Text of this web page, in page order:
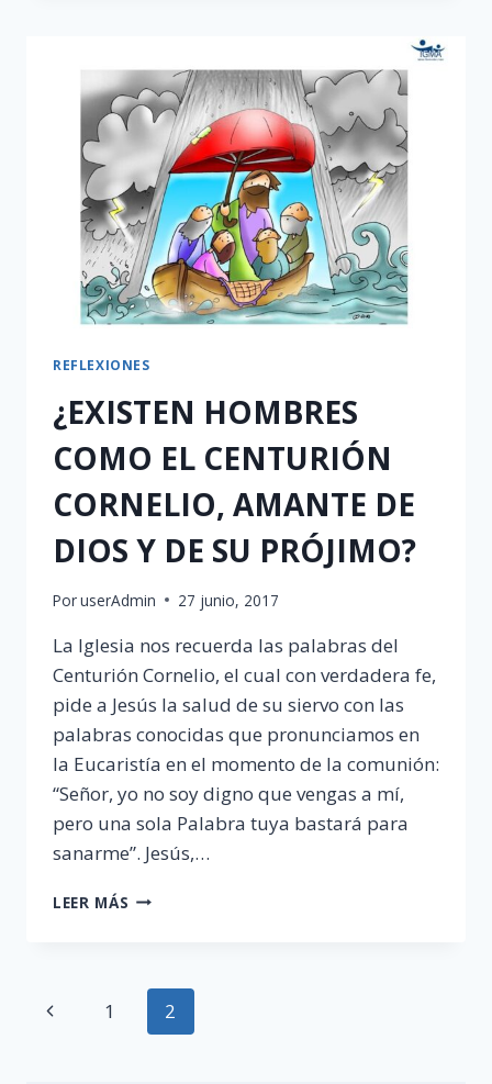
ARS”
REFLEXIONES
¿EXISTEN HOMBRES
COMO EL CENTURIÓN
CORNELIO, AMANTE DE
DIOS Y DE SU PRÓJIMO?
PoruserAdmin 27 junio, 2017
La Iglesia nos recuerda las palabras del
Centurión Cornelio, el cual con verdadera fe,
pide a Jesús la salud de su siervo con las
palabras conocidas que pronunciamos en
la Eucaristía en el momento de la comunión:
“Señor, yo no soy digno que vengas a mí,
pero una sola Palabra tuya bastará para
sanarme”. Jesús,…
LEER MÁS ¿EXISTEN
CENTURIÓN
CORNELIO,
AMANTE
Navegación
Página
1 2